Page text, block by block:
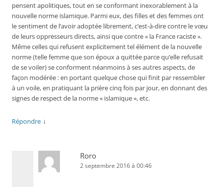
pensent apolitiques, tout en se conformant inexorablement à la
nouvelle norme islamique. Parmi eux, des filles et des femmes ont
le sentiment de l’avoir adoptée librement, c’est-à-dire contre le vœu
de leurs oppresseurs directs, ainsi que contre « la France raciste ».
Même celles qui refusent explicitement tel élément de la nouvelle
norme (telle femme que son époux a quittée parce qu’elle refusait
de se voiler) se conforment néanmoins à ses autres aspects, de
façon modérée : en portant quelque chose qui finit par ressembler
à un voile, en pratiquant la prière cinq fois par jour, en donnant des
signes de respect de la norme « islamique », etc.
Répondre ↓
Roro
2 septembre 2016 à 00:46